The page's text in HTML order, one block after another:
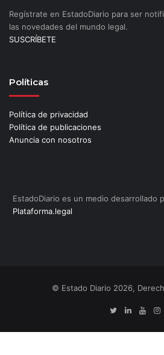
Regístrate en EstadoDiario para ser
las novedades del mundo legal.
SUSCRÍBETE
Políticas
Política de privacidad
Política de publicaciones
Anuncia con nosotros
EstadoDiario es un medio desarrollado
Plataforma.legal
© Estado Diario 2026,